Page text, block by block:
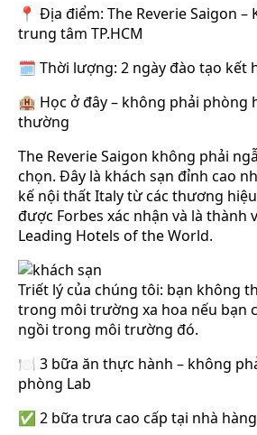
📍 Địa điểm: The Reverie Saigon –
trung tâm TP.HCM
🗓️ Thời lượng: 2 ngày đào tạo kết
🏨 Học ở đây – không phải phòng
thường
The Reverie Saigon không phải
chọn. Đây là khách sạn đỉnh cao
kế nội thất Italy từ các thương
được Forbes xác nhận và là thành
Leading Hotels of the World.
Triết lý của chúng tôi: bạn không
trong môi trường xa hoa nếu bạn
ngồi trong môi trường đó.
🍽️ 3 bữa ăn thực hành – không
phòng Lab
✅ 2 bữa trưa cao cấp tại nhà